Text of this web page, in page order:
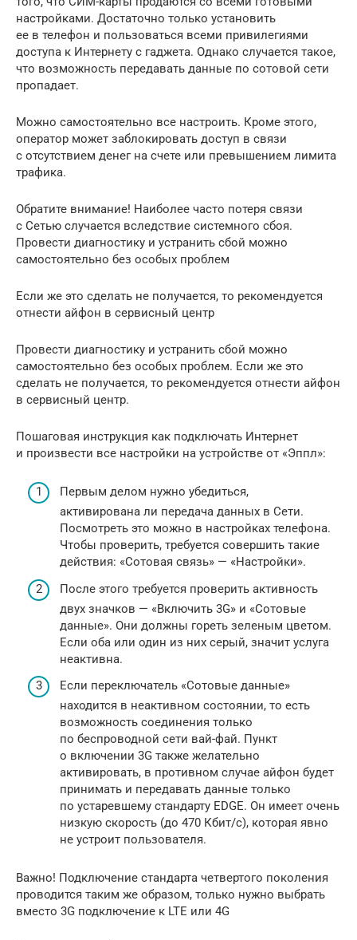
настройками. Достаточно только установить
ее в телефон и пользоваться всеми привилегиями
доступа к Интернету с гаджета. Однако случается такое,
что возможность передавать данные по сотовой сети
пропадает.
Можно самостоятельно все настроить. Кроме этого,
оператор может заблокировать доступ в связи
с отсутствием денег на счете или превышением лимита
трафика.
Обратите внимание! Наиболее часто потеря связи
с Сетью случается вследствие системного сбоя.
Провести диагностику и устранить сбой можно
самостоятельно без особых проблем
Если же это сделать не получается, то рекомендуется
отнести айфон в сервисный центр
Провести диагностику и устранить сбой можно
самостоятельно без особых проблем. Если же это
сделать не получается, то рекомендуется отнести айфон
в сервисный центр.
Пошаговая инструкция как подключать Интернет
и произвести все настройки на устройстве от «Эппл»:
Первым делом нужно убедиться,
активирована ли передача данных в Сети.
Посмотреть это можно в настройках телефона.
Чтобы проверить, требуется совершить такие
действия: «Сотовая связь» — «Настройки».
После этого требуется проверить активность
двух значков — «Включить 3G» и «Сотовые
данные». Они должны гореть зеленым цветом.
Если оба или один из них серый, значит услуга
неактивна.
Если переключатель «Сотовые данные»
находится в неактивном состоянии, то есть
возможность соединения только
по беспроводной сети вай-фай. Пункт
о включении 3G также желательно
активировать, в противном случае айфон будет
принимать и передавать данные только
по устаревшему стандарту EDGE. Он имеет очень
низкую скорость (до 470 Кбит/с), которая явно
не устроит пользователя.
Важно! Подключение стандарта четвертого поколения
проводится таким же образом, только нужно выбрать
вместо 3G подключение к LTE или 4G